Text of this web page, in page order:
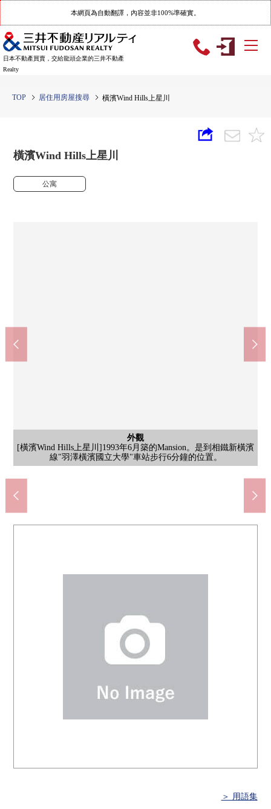
本網頁為自動翻譯，內容並非100%準確實。
日本不動產買賣，交給龍頭企業的三井不動產
Realty
TOP 居住用房屋搜尋 橫濱Wind Hills上星川
橫濱Wind Hills上星川
公寓
外觀
[橫濱Wind Hills上星川]1993年6月築的Mansion。是到相鐵新橫濱
線"羽澤橫濱國立大學"車站步行6分鐘的位置。
客廳
[客餐廳]存儲空間被在客餐廳的一角設立。在食材以及飲料的存
貨，防災商品等的收納推薦。
客廳
[客餐廳]關於朝南，是日中的亮的室內。在家族各位，舒適地可以
度過團聚的時間。
客廳
[客餐廳]是同各種各樣的味道的室內裝飾性格相合的簡單的裝修。
可以享受喜歡的房間的建設。
客廳
[客餐廳]鄰接的和式房間在家務空間以及午睡空間，飯後的舒適空
間等的廣泛的用途可以使用。
客廳
[LDK]廚房，為獨立型，生活感難以發出，能防止客廳以及對餐廳
的味漏掉。
廚房
[廚房]能集中於烹調的獨立型。寬鬆的面積被確保，存儲空間也結
實地具有。
廚房
[廚房]在被上下設置的存儲空間，能和感覺清醒收藏烹調器具以及
容易亂七八糟的小東西。
廚房
[廚房]電磁爐被搭載。容易舉行保養，是廚房變得也難以到夏季炎
熱的式樣。
洗臉
[洗臉室]兼備設計性和收納力的盥洗台被采用。因為是大的1面鏡
子所以也容易做外表檢查。
公共汽車
[浴室]浴室正設有衣架管子。因為能在浴室中曬洗的衣物所以在雨
的日或者花粉的季節視為好東西。
廁所
[廁所]每天是舒適地可以使用的廁所。打掃用品以及衛生紙的保管
有有用的收納。
西式房間
[約4.3張塌塌米西式房間/]因為有壁櫥所以被和感覺清醒房間裡整
理。是容易在喜歡的味道安排的簡單的裝修。
和式房間
[約6張塌塌米和式房間/]在多用途可以靈活使用孩子的娛樂場所以
及午睡空間，客廳。有壁櫥的，能收藏床上用品、褥墊、季節東
西的衣服。
室內
[走廊]不僅全居室而且，收藏也被在走廊準備，在防災用品以及季
節家電的收納可以靈活使用。
門口
[門口]門口正設有下足入。能和感覺清醒整理容易亂七八糟的門
口。
陽台
[陽台]曬衣架五金被配置的朝南的陽台。亮的陽光插進去。
入口
[入口]在成熟穩重的調子有穩重的感的入口。遞交時期，請商談。
橫濱市立上星川小學(約460m)
步行6分鐘。低年級的孩子的上學的負擔是少的距離。另外，在學
校活動的情況下，監護人容易走路。
橫濱市立保土谷中學(約1870m)
步行24分鐘。為了能策劃義務教育9年的學習指導和生活指導的順
利的連接加深中小學之間的聯合的小中連貫教育被推進。
Create羽澤橫濱國立大學站前店(約370m)
步行5分鐘。
＞ 用語集